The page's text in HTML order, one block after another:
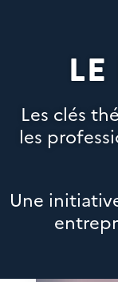
Les clés
les
Une